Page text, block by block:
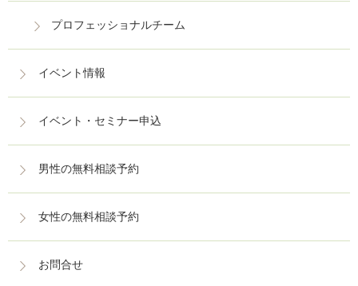
プロフェッショナルチーム
イベント情報
イベント・セミナー申込
男性の無料相談予約
女性の無料相談予約
お問合せ